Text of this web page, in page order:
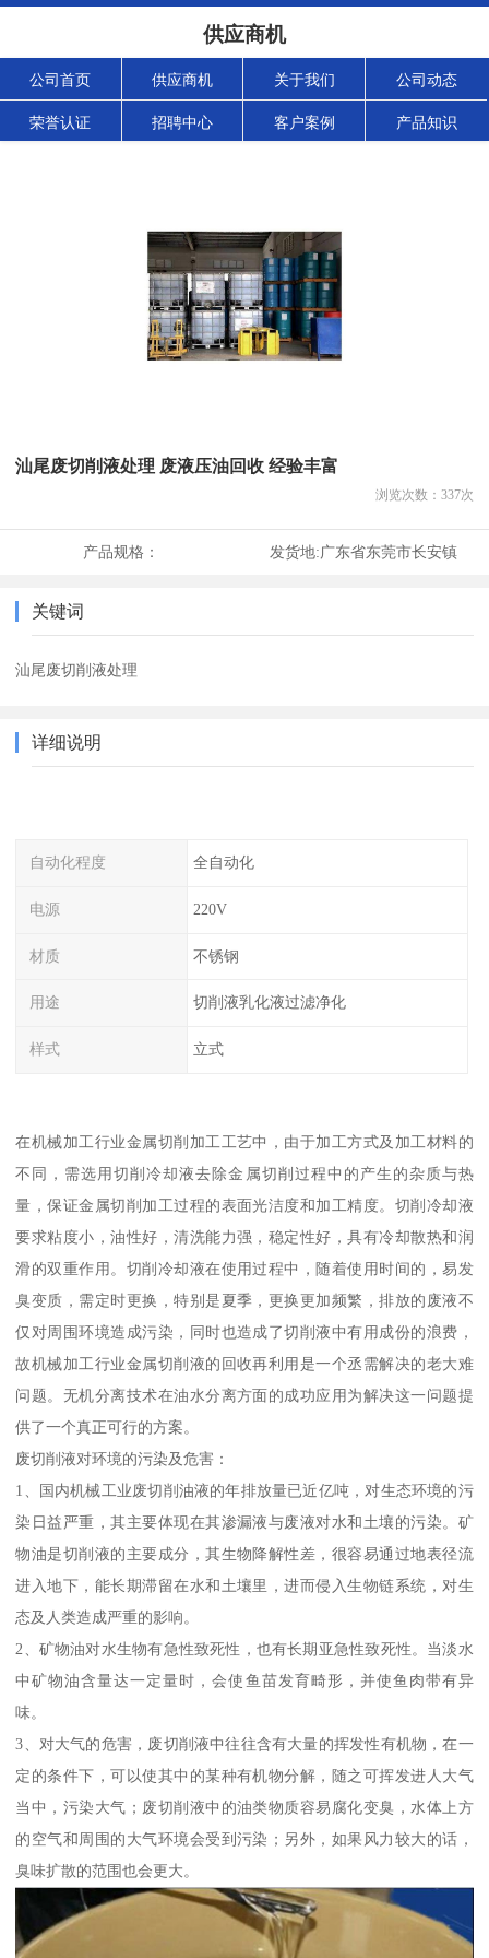
供应商机
公司首页 供应商机 关于我们 公司动态
荣誉认证 招聘中心 客户案例 产品知识
汕尾废切削液处理 废液压油回收 经验丰富
浏览次数： 337次
产品规格： 发货地:广东省东莞市长安镇
关键词
汕尾废切削液处理
详细说明
自动化程度 全自动化
电源 220V
材质 不锈钢
用途 切削液乳化液过滤净化
样式 立式
在机械加工行业金属切削加工工艺中，由于加工方式及加工材料的
不同，需选用切削冷却液去除金属切削过程中的产生的杂质与热
量，保证金属切削加工过程的表面光洁度和加工精度。切削冷却液
要求粘度小，油性好，清洗能力强，稳定性好，具有冷却散热和润
滑的双重作用。切削冷却液在使用过程中，随着使用时间的，易发
臭变质，需定时更换，特别是夏季，更换更加频繁，排放的废液不
仅对周围环境造成污染，同时也造成了切削液中有用成份的浪费，
故机械加工行业金属切削液的回收再利用是一个丞需解决的老大难
问题。无机分离技术在油水分离方面的成功应用为解决这一问题提
供了一个真正可行的方案。
废切削液对环境的污染及危害：
1、国内机械工业废切削油液的年排放量已近亿吨，对生态环境的污
染日益严重，其主要体现在其渗漏液与废液对水和土壤的污染。矿
物油是切削液的主要成分，其生物降解性差，很容易通过地表径流
进入地下，能长期滞留在水和土壤里，进而侵入生物链系统，对生
态及人类造成严重的影响。
2、矿物油对水生物有急性致死性，也有长期亚急性致死性。当淡水
中矿物油含量达一定量时，会使鱼苗发育畸形，并使鱼肉带有异
味。
3、对大气的危害，废切削液中往往含有大量的挥发性有机物，在一
定的条件下，可以使其中的某种有机物分解，随之可挥发进人大气
当中，污染大气；废切削液中的油类物质容易腐化变臭，水体上方
的空气和周围的大气环境会受到污染；另外，如果风力较大的话，
臭味扩散的范围也会更大。